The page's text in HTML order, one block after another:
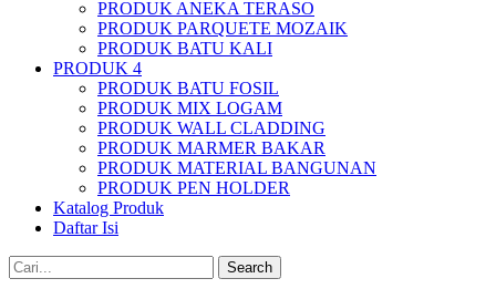
PRODUK ANEKA TERASO
PRODUK PARQUETE MOZAIK
PRODUK BATU KALI
PRODUK 4
PRODUK BATU FOSIL
PRODUK MIX LOGAM
PRODUK WALL CLADDING
PRODUK MARMER BAKAR
PRODUK MATERIAL BANGUNAN
PRODUK PEN HOLDER
Katalog Produk
Daftar Isi
Search